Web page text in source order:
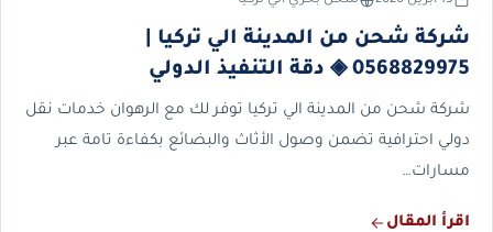
شركة شحن من المدينة الي تركيا |
0568829975 ◈ دقة التنفيذ الدولي
شركة شحن من المدينة الي تركيا توفر لك مع الرهوان خدمات نقل
دولي احترافية تضمن وصول الأثاث والبضائع بكفاءة تامة عبر
مسارات…
اقرأ المقال